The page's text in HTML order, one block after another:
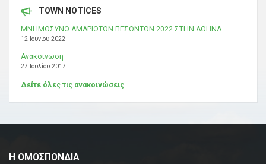
TOWN NOTICES
ΜΝΗΜΟΣΥΝΟ ΑΜΑΡΙΩΤΩΝ ΠΕΣΟΝΤΩΝ 2022 ΣΤΗΝ ΑΘΗΝΑ
12 Ιουνίου 2022
Ανακοίνωση
27 Ιουλίου 2017
Δείτε όλες τις ανακοινώσεις
Η ΟΜΟΣΠΟΝΔΙΑ